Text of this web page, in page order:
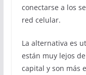
conectarse a los
red celular.
La alternativa es
están muy lejos
capital y son más